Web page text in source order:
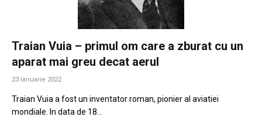
Traian Vuia – primul om care a zburat cu un
aparat mai greu decat aerul
23 ianuarie 2022
Traian Vuia a fost un inventator roman, pionier al aviatiei
mondiale. In data de 18…